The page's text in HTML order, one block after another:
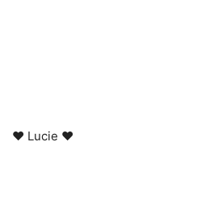
♥ Lucie ♥